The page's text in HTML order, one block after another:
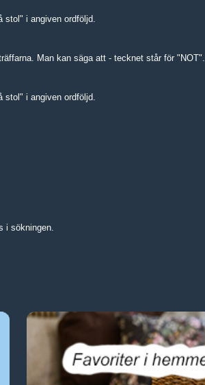
stol" i angiven ordföljd.
Man kan säga att - tecknet står för "NOT".
stol" i angiven ordföljd.
i sökningen.